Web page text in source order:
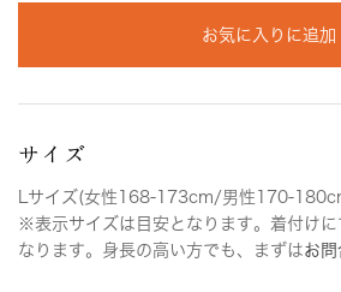
お気に入りに追加
サイズ
Lサイズ(女性168-173cm/男性170-
※表示サイズは目安となります。着付けに
なります。身長の高い方でも、まずはお問